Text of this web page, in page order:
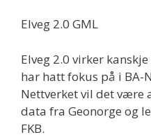
Elveg 2.0 GML
Elveg 2.0 virker
har hatt fokus på i BA-
Nettverket vil det være
data fra Geonorge og
FKB.